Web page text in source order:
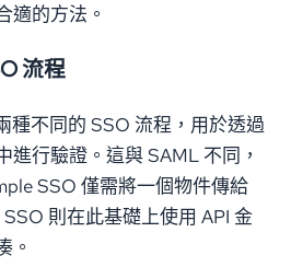
適的方法。
流程
種不同的 SSO 流程，用於透過
進行驗證。這與 SAML 不同，
SSO 僅需將一個物件傳給
則在此基礎上使用 API 金
。